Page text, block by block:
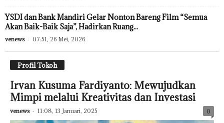
YSDI dan Bank Mandiri Gelar Nonton Bareng Film “Semua
Akan Baik-Baik Saja”, Hadirkan Ruang...
venews - 07:51, 26 Mei, 2026
Profil Tokoh
Irvan Kusuma Fardiyanto: Mewujudkan
Mimpi melalui Kreativitas dan Investasi
venews - 11:08, 13 Januari, 2025 0